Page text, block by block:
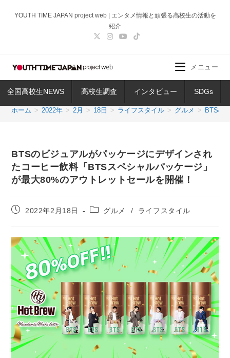
ス
ッ
YOUTH TIME JAPAN project web | エンタメ情報と頑張る高校生の活動を
紹介
全国高校生NEWS 高校生調査 インタビュー SDGs
メニュー
ホーム > 2022年 > 2月 > 18日 > ライフスタイル > グルメ > BTSの
BTSのビジュアルがパッケージにデザインされ
たコーヒー飲料「BTSスペシャルパッケージ」
が最大80%のアウトレットセールを開催！
投
開
日:
2022年2月18日
投
テ
ゴ
リ
ー:
グルメ / ライフスタイル